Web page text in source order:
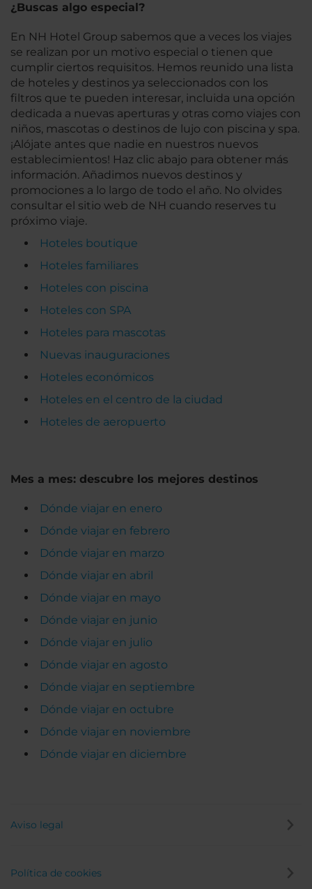
¿Buscas algo especial?
En NH Hotel Group sabemos que a veces los viajes
se realizan por un motivo especial o tienen que
cumplir ciertos requisitos. Hemos reunido una lista
de hoteles y destinos ya seleccionados con los
filtros que te pueden interesar, incluida una opción
dedicada a nuevas aperturas y otras como viajes con
niños, mascotas o destinos de lujo con piscina y spa.
¡Alójate antes que nadie en nuestros nuevos
establecimientos! Haz clic abajo para obtener más
información. Añadimos nuevos destinos y
promociones a lo largo de todo el año. No olvides
consultar el sitio web de NH cuando reserves tu
próximo viaje.
Hoteles boutique
Hoteles familiares
Hoteles con piscina
Hoteles con SPA
Hoteles para mascotas
Nuevas inauguraciones
Hoteles económicos
Hoteles en el centro de la ciudad
Hoteles de aeropuerto
Mes a mes: descubre los mejores destinos
Dónde viajar en enero
Dónde viajar en febrero
Dónde viajar en marzo
Dónde viajar en abril
Dónde viajar en mayo
Dónde viajar en junio
Dónde viajar en julio
Dónde viajar en agosto
Dónde viajar en septiembre
Dónde viajar en octubre
Dónde viajar en noviembre
Dónde viajar en diciembre
Aviso legal
Política de cookies